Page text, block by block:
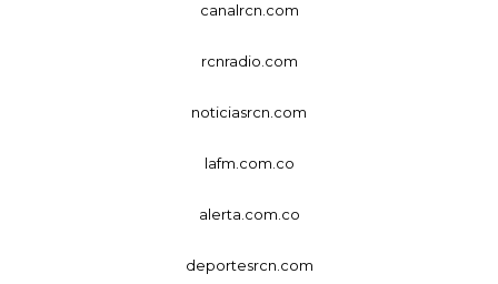
canalrcn.com
rcnradio.com
noticiasrcn.com
lafm.com.co
alerta.com.co
deportesrcn.com